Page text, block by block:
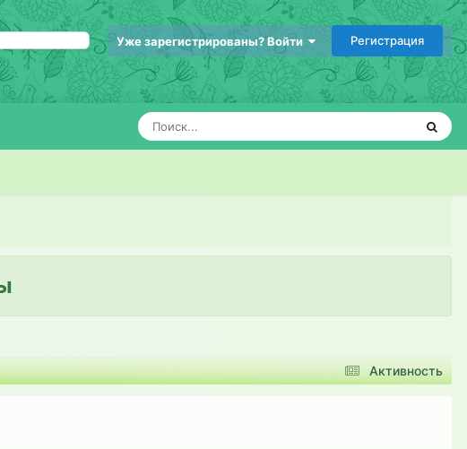
Уже зарегистрированы? Войти Регистрация
Активность